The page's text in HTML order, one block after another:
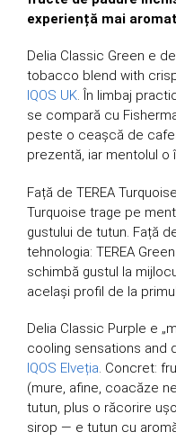
experiență mai
Delia Classic Green e
tobacco blend with
IQOS UK. În limbaj
se compară cu
peste o ceașcă de
prezentă, iar mentolul o
Față de TEREA
Turquoise trage pe
gustului de tutun. Față
tehnologia: TEREA
schimbă gustul la
același profil de la
Delia Classic Purple e
cooling sensations and
IQOS Elveția. Concret:
(mure, afine, coacăze
tutun, plus o răcorire
sirop — e tutun cu